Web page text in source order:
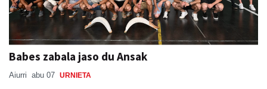
Babes zabala jaso du Ansak
Aiurri abu 07 URNIETA